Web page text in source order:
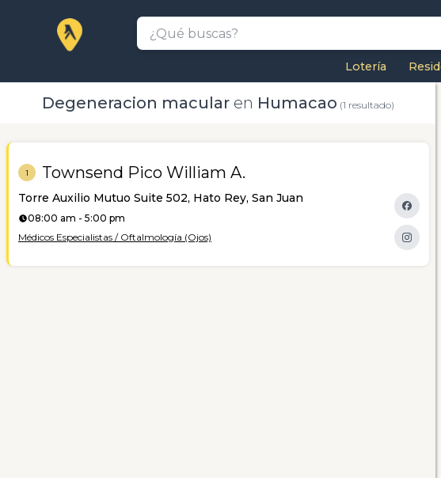
Lotería
Degeneracion macularen Humacao (1 resultado)
1 Townsend Pico William A.
Torre Auxilio Mutuo Suite 502, Hato Rey, San Juan
08:00 am - 5:00 pm
Médicos Especialistas / Oftalmología (Ojos)